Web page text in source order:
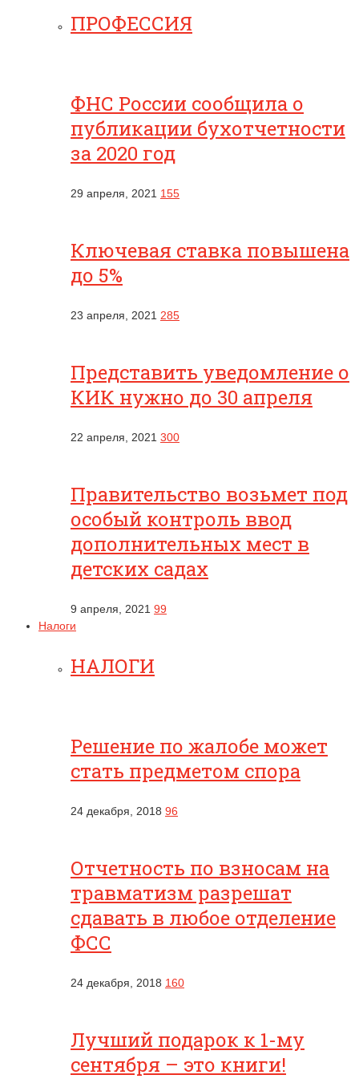
ПРОФЕССИЯ
ФНС России сообщила о
публикации бухотчетности
за 2020 год
29 апреля, 2021 155
Ключевая ставка повышена
до 5%
23 апреля, 2021 285
Представить уведомление о
КИК нужно до 30 апреля
22 апреля, 2021 300
Правительство возьмет под
особый контроль ввод
дополнительных мест в
детских садах
9 апреля, 2021 99
Налоги
НАЛОГИ
Решение по жалобе может
стать предметом спора
24 декабря, 2018 96
Отчетность по взносам на
травматизм разрешат
сдавать в любое отделение
ФСС
24 декабря, 2018 160
Лучший подарок к 1-му
сентября – это книги!